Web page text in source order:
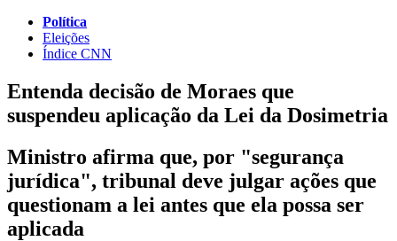
Política
Eleições
Índice CNN
Entenda decisão de Moraes que
suspendeu aplicação da Lei da Dosimetria
Ministro afirma que, por "segurança
jurídica", tribunal deve julgar ações que
questionam a lei antes que ela possa ser
aplicada